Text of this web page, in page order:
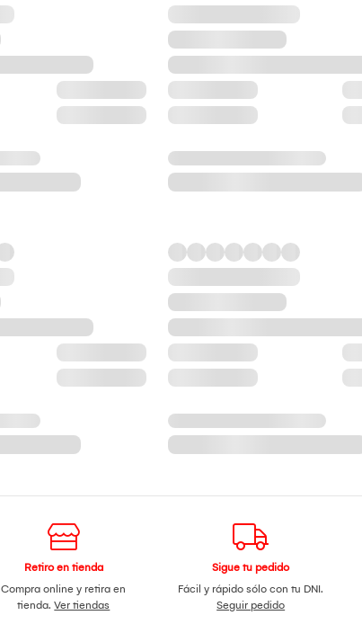
Retiro en tienda
Compra online y retira en
tienda.Ver tiendas
Sigue tu pedido
Fácil y rápido sólo con tu DNI.
Seguir pedido